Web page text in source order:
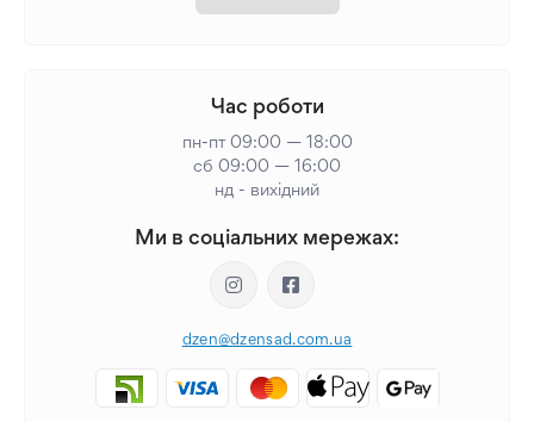
Час роботи
пн-пт 09:00 — 18:00
сб 09:00 — 16:00
нд - вихідний
Ми в соціальних мережах:
dzen@dzensad.com.ua